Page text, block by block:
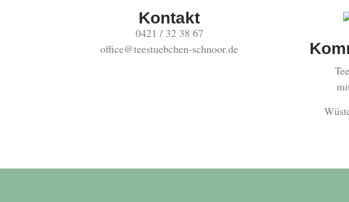
Kontakt
0421 / 32 38 67
office@teestuebchen-schnoor.de